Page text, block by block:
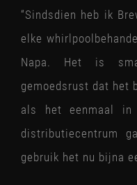
“Sindsdien heb ik
elke
Napa. Het is
gemoedsrust dat
als het eenmaal in
distributiecentrum
gebruik het nu bijna